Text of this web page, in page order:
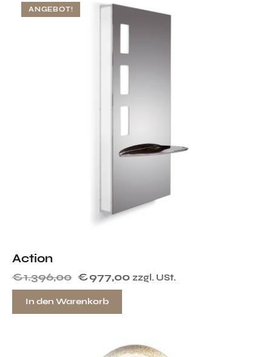
ANGEBOT!
Action
€1.396,00 €977,00 zzgl. USt.
In den Warenkorb